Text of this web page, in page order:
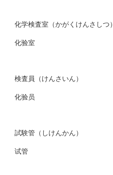
化学検査室（かがくけんさしつ）
化验室
検査員（けんさいん）
化验员
試験管（しけんかん）
试管